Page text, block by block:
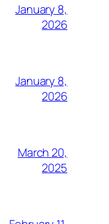
January 8,
2026
January 8,
2026
March 20,
2025